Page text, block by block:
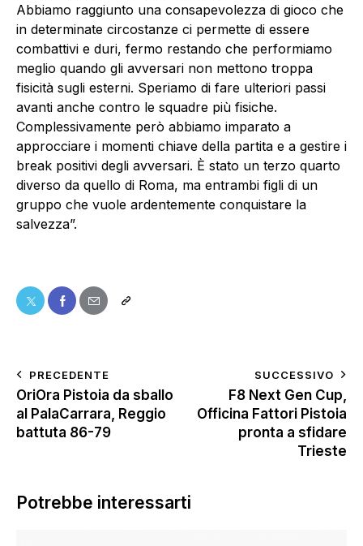
Abbiamo raggiunto una consapevolezza di gioco che
in determinate circostanze ci permette di essere
combattivi e duri, fermo restando che performiamo
meglio quando gli avversari non mettono troppa
fisicità sugli esterni. Speriamo di fare ulteriori passi
avanti anche contro le squadre più fisiche.
Complessivamente però abbiamo imparato a
approcciare i momenti chiave della partita e a gestire i
break positivi degli avversari. È stato un terzo quarto
diverso da quello di Roma, ma entrambi figli di un
gruppo che vuole ardentemente conquistare la
salvezza”.
PRECEDENTE
OriOra Pistoia da sballo
al PalaCarrara, Reggio
battuta 86-79
SUCCESSIVO
F8 Next Gen Cup,
Officina Fattori Pistoia
pronta a sfidare
Trieste
Potrebbe interessarti